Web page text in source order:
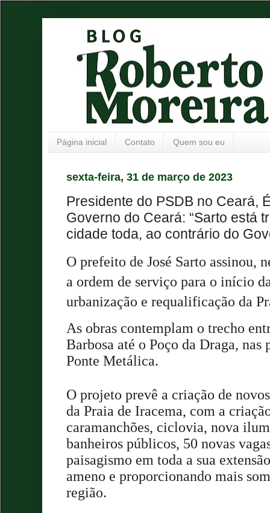
Página inicial Contato Quem sou eu
sexta-feira, 31 de março de 2023
Presidente do PSDB no Ceará,
Governo do Ceará: “Sarto está
cidade toda, ao contrário do
O prefeito de José Sarto assinou,
a ordem de serviço para o início
urbanização e requalificação da
As obras contemplam o trecho
Barbosa até o Poço da Draga,
Ponte Metálica.
O projeto prevê a criação de
da Praia de Iracema, com a
caramanchões, ciclovia, nova
banheiros públicos, 50 novas
paisagismo em toda a sua
ameno e proporcionando mais
região.